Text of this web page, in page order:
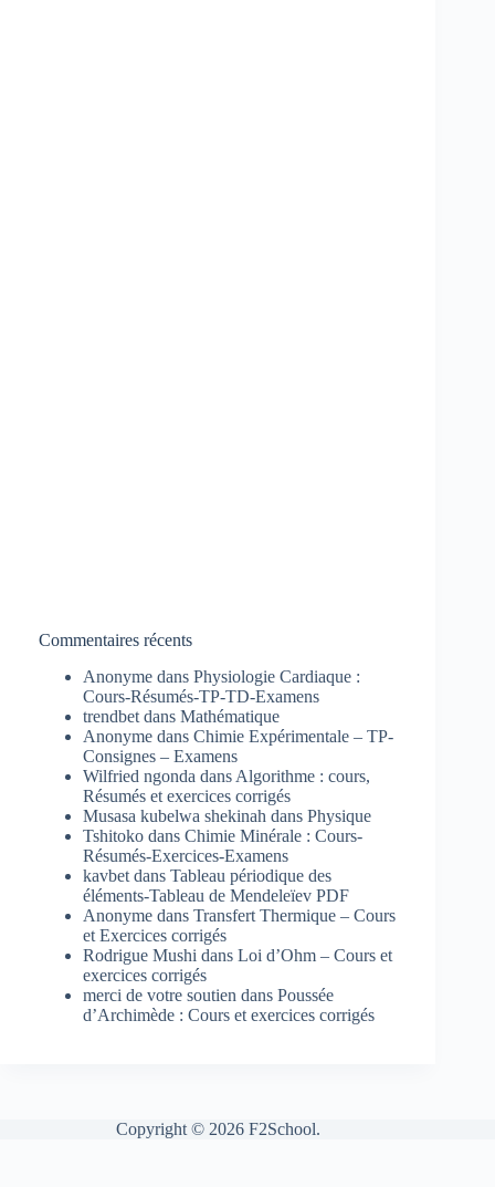
Commentaires récents
Anonyme dans Physiologie Cardiaque :
Cours-Résumés-TP-TD-Examens
trendbet dans Mathématique
Anonyme dans Chimie Expérimentale – TP-
Consignes – Examens
Wilfried ngonda dans Algorithme : cours,
Résumés et exercices corrigés
Musasa kubelwa shekinah dans Physique
Tshitoko dans Chimie Minérale : Cours-
Résumés-Exercices-Examens
kavbet dans Tableau périodique des
éléments-Tableau de Mendeleïev PDF
Anonyme dans Transfert Thermique – Cours
et Exercices corrigés
Rodrigue Mushi dans Loi d’Ohm – Cours et
exercices corrigés
merci de votre soutien dans Poussée
d’Archimède : Cours et exercices corrigés
Copyright © 2026 F2School.